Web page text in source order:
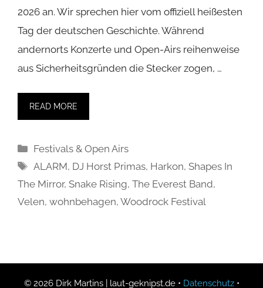
2026 an. Wir sprechen hier vom offiziell heißesten
Tag der deutschen Geschichte. Während
andernorts Konzerte und Open-Airs reihenweise
aus Sicherheitsgründen die Stecker zogen, …
READ MORE
Kategorien
Festivals & Open Airs
Schlagwörter
ALARM, DJ Horst Primas, Harkon,Shapes In
The Mirror, Snake Rising, The Everest Band,
Velen, wohnbehagen, Woodrock Festival
© 2026 Dirk Martins | laut-geknipst.de • Datenschutz•